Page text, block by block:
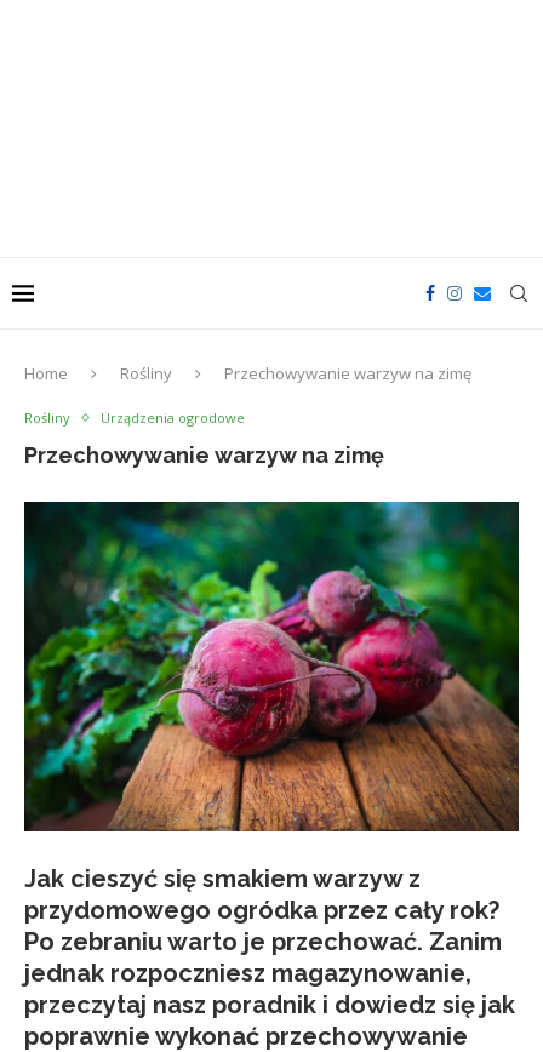
Home Rośliny Przechowywanie warzyw na zimę
Rośliny Urządzenia ogrodowe
Przechowywanie warzyw na zimę
Jak cieszyć się smakiem warzyw z
przydomowego ogródka przez cały rok?
Po zebraniu warto je przechować. Zanim
jednak rozpoczniesz magazynowanie,
przeczytaj nasz poradnik i dowiedz się jak
poprawnie wykonać przechowywanie